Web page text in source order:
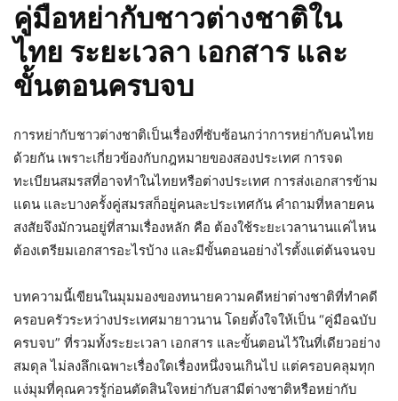
คู่มือหย่ากับชาวต่างชาติใน
ไทย ระยะเวลา เอกสาร และ
ขั้นตอนครบจบ
การหย่ากับชาวต่างชาติเป็นเรื่องที่ซับซ้อนกว่าการหย่ากับคนไทย
ด้วยกัน เพราะเกี่ยวข้องกับกฎหมายของสองประเทศ การจด
ทะเบียนสมรสที่อาจทำในไทยหรือต่างประเทศ การส่งเอกสารข้าม
แดน และบางครั้งคู่สมรสก็อยู่คนละประเทศกัน คำถามที่หลายคน
สงสัยจึงมักวนอยู่ที่สามเรื่องหลัก คือ ต้องใช้ระยะเวลานานแค่ไหน
ต้องเตรียมเอกสารอะไรบ้าง และมีขั้นตอนอย่างไรตั้งแต่ต้นจนจบ
บทความนี้เขียนในมุมมองของทนายความคดีหย่าต่างชาติที่ทำคดี
ครอบครัวระหว่างประเทศมายาวนาน โดยตั้งใจให้เป็น “คู่มือฉบับ
ครบจบ” ที่รวมทั้งระยะเวลา เอกสาร และขั้นตอนไว้ในที่เดียวอย่าง
สมดุล ไม่ลงลึกเฉพาะเรื่องใดเรื่องหนึ่งจนเกินไป แต่ครอบคลุมทุก
แง่มุมที่คุณควรรู้ก่อนตัดสินใจหย่ากับสามีต่างชาติหรือหย่ากับ